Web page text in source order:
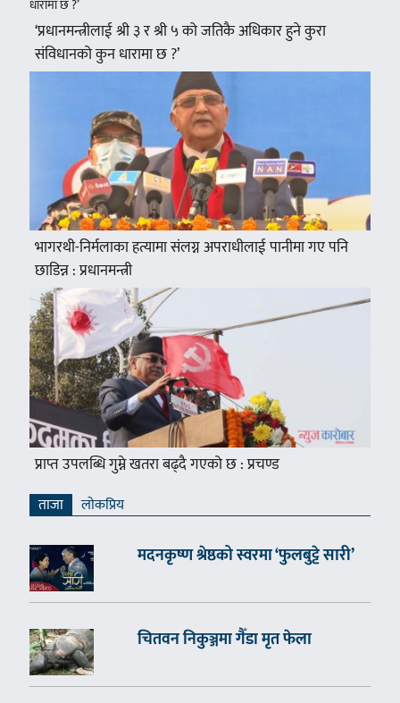
‘प्रधानमन्त्रीलाई श्री ३ र श्री ५ को जतिकै अधिकार हुने कुरा
संविधानको कुन धारामा छ ?’
भागरथी-निर्मलाका हत्यामा संलग्न अपराधीलाई पानीमा गए पनि
छाडिन्न : प्रधानमन्त्री
प्राप्त उपलब्धि गुम्ने खतरा बढ्दै गएको छ : प्रचण्ड
ताजा लाेकप्रिय
मदनकृष्ण श्रेष्ठको स्वरमा ‘फुलबुट्टे सारी’
चितवन निकुञ्जमा गैँडा मृत फेला